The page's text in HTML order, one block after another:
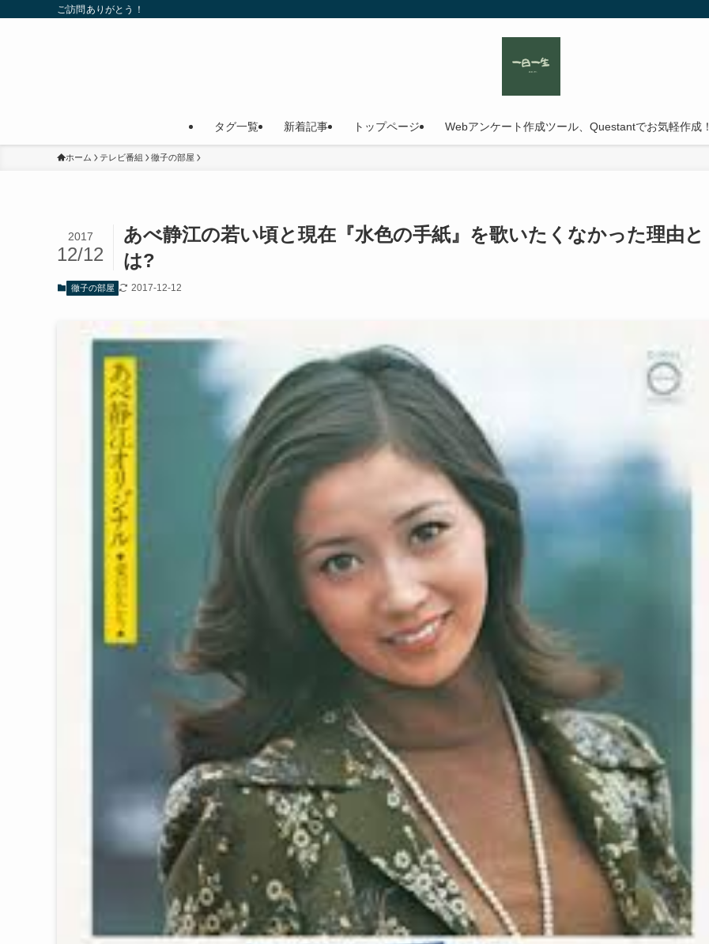
ご訪問ありがとう！
タグ一覧 新着記事 トップページ Webアンケート作成ツール、Questantでお気軽作成！
ホーム テレビ番組 徹子の部屋
あべ静江の若い頃と現在『水色の手紙』を歌いたくなかった理由と
は?
2017
12/12
徹子の部屋 2017-12-12